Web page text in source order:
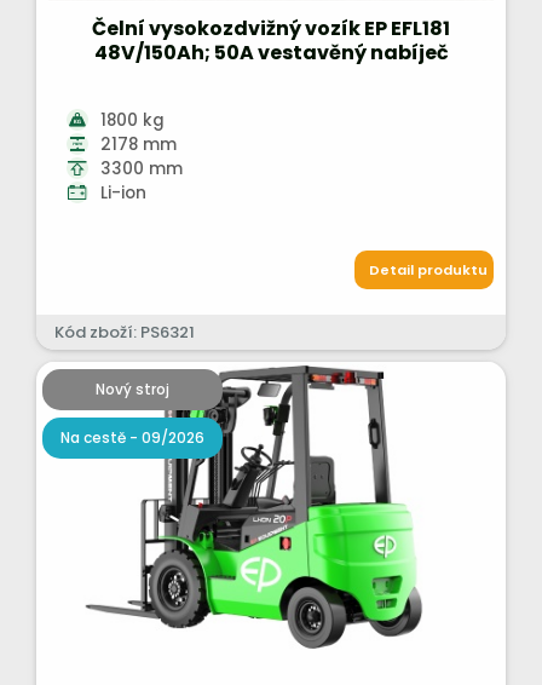
Čelní vysokozdvižný vozík EP EFL181
48V/150Ah; 50A vestavěný nabíječ
1800 kg
2178 mm
3300 mm
Li-ion
Detail produktu
Kód zboží: PS6321
Nový stroj
Na cestě - 09/2026